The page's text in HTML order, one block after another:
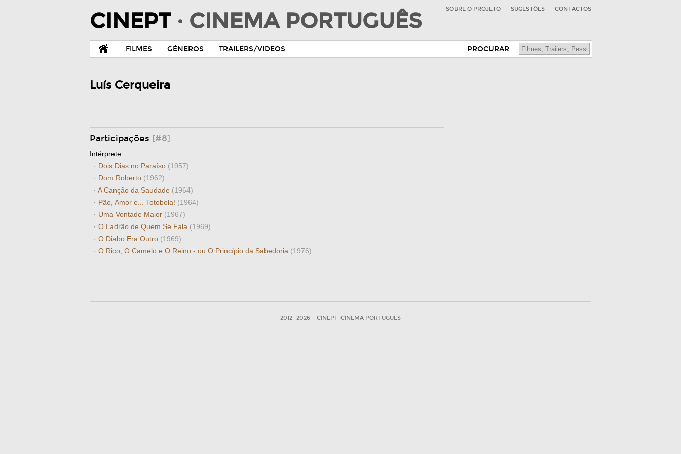
CINEPT · CINEMA PORTUGUÊS SOBRE O PROJETO SUGESTÕES CONTACTOS
FILMES GÉNEROS TRAILERS/VIDEOS PROCURAR
Luís Cerqueira
Participações [#8]
Intérprete
· Dois Dias no Paraíso (1957)
· Dom Roberto (1962)
· A Canção da Saudade (1964)
· Pão, Amor e... Totobola! (1964)
· Uma Vontade Maior (1967)
· O Ladrão de Quem Se Fala (1969)
· O Diabo Era Outro (1969)
· O Rico, O Camelo e O Reino - ou O Princípio da Sabedoria (1976)
2012—2026 CINEPT-CINEMA PORTUGUES